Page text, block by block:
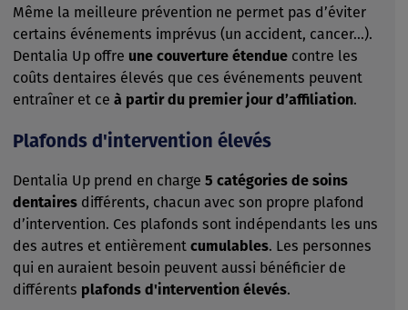
Même la meilleure prévention ne permet pas d’éviter
certains événements imprévus (un accident, cancer…).
Dentalia Up offre une couverture étendue contre les
coûts dentaires élevés que ces événements peuvent
entraîner et ce à partir du premier jour d’affiliation.
Plafonds d'intervention élevés
Dentalia Up prend en charge 5 catégories de soins
dentaires différents, chacun avec son propre plafond
d’intervention. Ces plafonds sont indépendants les uns
des autres et entièrement cumulables. Les personnes
qui en auraient besoin peuvent aussi bénéficier de
différents plafonds d'intervention élevés.